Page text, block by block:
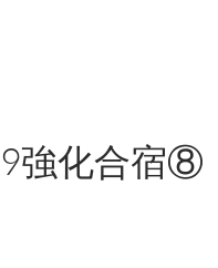
強化合宿⑧